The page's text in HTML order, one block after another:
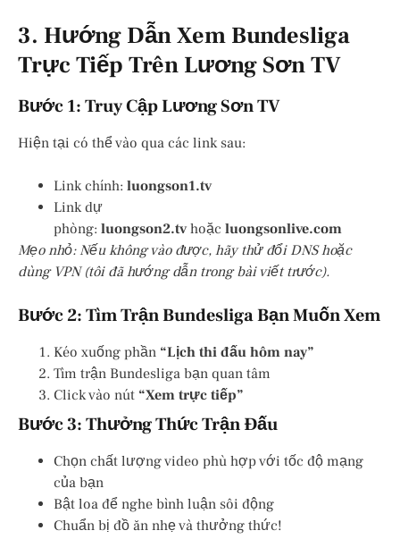
3. Hướng Dẫn Xem Bundesliga
Trực Tiếp Trên Lương Sơn TV
Bước 1: Truy Cập Lương Sơn TV
Hiện tại có thể vào qua các link sau:
Link chính: luongson1.tv
Link dự
phòng: luongson2.tvhoặc luongsonlive.com
Mẹo nhỏ: Nếu không vào được, hãy thử đổi DNS hoặc
dùng VPN (tôi đã hướng dẫn trong bài viết trước).
Bước 2: Tìm Trận Bundesliga Bạn Muốn Xem
Kéo xuống phần “Lịch thi đấu hôm nay”
Tìm trận Bundesliga bạn quan tâm
Click vào nút “Xem trực tiếp”
Bước 3: Thưởng Thức Trận Đấu
Chọn chất lượng video phù hợp với tốc độ mạng
của bạn
Bật loa để nghe bình luận sôi động
Chuẩn bị đồ ăn nhẹ và thưởng thức!